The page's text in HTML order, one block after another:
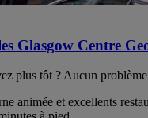
Glasgow Centre
plus tôt ? Aucun
animée et excellents